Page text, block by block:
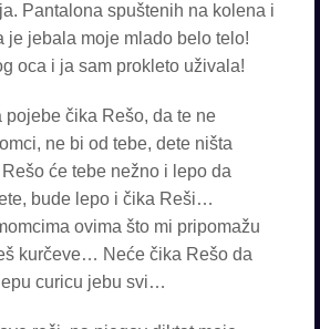
Pantalona spuštenih na kolena i
je jebala moje mlado belo telo!
oca i ja sam prokleto uživala!
pojebe čika Rešo, da te ne
ne bi od tebe, dete ništa
će tebe nežno i lepo da
bude lepo i čika Reši…
ovima što mi pripomažu
kurčeve… Neće čika Rešo da
curicu jebu svi…